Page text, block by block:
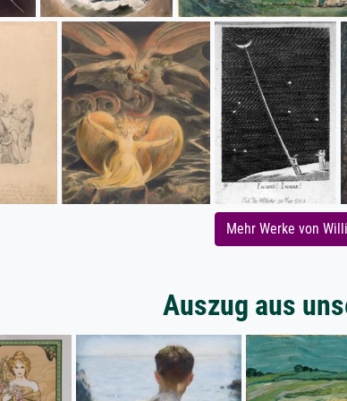
Mehr Werke von
Auszug aus